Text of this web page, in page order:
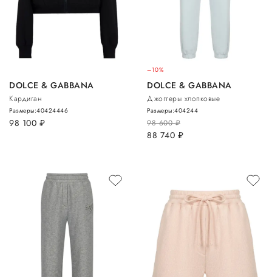
DOLCE & GABBANA
Кардиган
98 100 руб.
Размеры:40424446
–10%
DOLCE & GABBANA
Джоггеры хлопковые
98 600руб.
88 740 руб.
Размеры:404244